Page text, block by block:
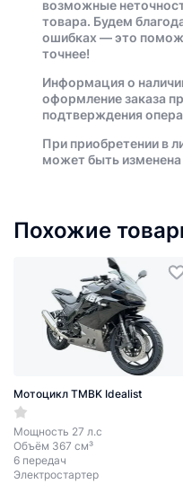
возможные
товара. Будем
ошибках — это
точнее!
Информация о
оформление заказа
подтверждения
При приобретении в
может быть
Похожие
Мотоцикл TMBK Idealist
Мощность 27 л.с
Объём 367 см³
6 передач
Электростартер